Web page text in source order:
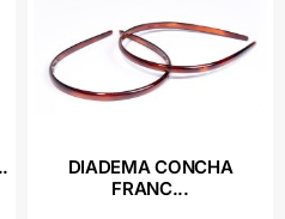
DIADEMA CONCHA
FRANC...